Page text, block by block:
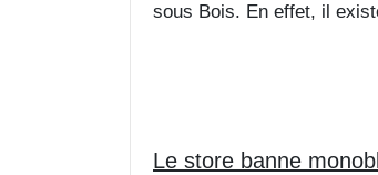
sous Bois. En effet, il
Le store banne